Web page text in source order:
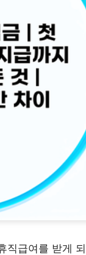
직급여를 받게